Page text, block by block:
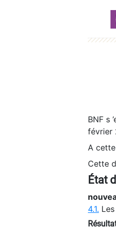
BNF s
février
A
Cette
État
4.1.